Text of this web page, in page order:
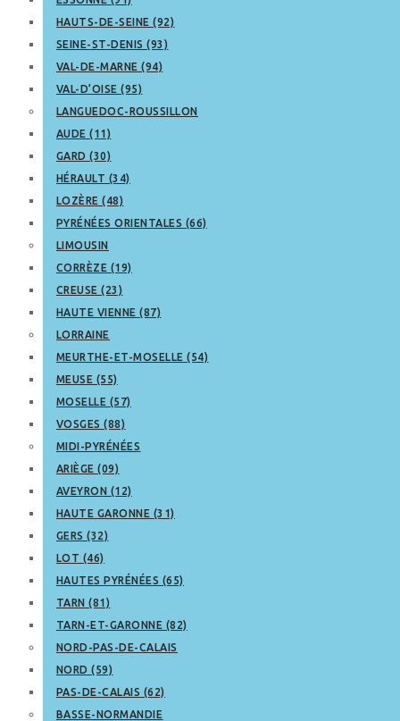
HAUTS-DE-SEINE (92)
SEINE-ST-DENIS (93)
VAL-DE-MARNE (94)
VAL-D’OISE (95)
LANGUEDOC-ROUSSILLON
AUDE (11)
GARD (30)
HÉRAULT (34)
LOZÈRE (48)
PYRÉNÉES ORIENTALES (66)
LIMOUSIN
CORRÈZE (19)
CREUSE (23)
HAUTE VIENNE (87)
LORRAINE
MEURTHE-ET-MOSELLE (54)
MEUSE (55)
MOSELLE (57)
VOSGES (88)
MIDI-PYRÉNÉES
ARIÈGE (09)
AVEYRON (12)
HAUTE GARONNE (31)
GERS (32)
LOT (46)
HAUTES PYRÉNÉES (65)
TARN (81)
TARN-ET-GARONNE (82)
NORD-PAS-DE-CALAIS
NORD (59)
PAS-DE-CALAIS (62)
BASSE-NORMANDIE